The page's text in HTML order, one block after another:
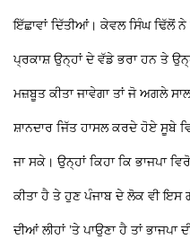
ਇੱਛਾਵਾਂ ਦਿੱਤੀਆਂ। ਕੇਵਲ ਸਿੰਘ ਢਿੱਲੋਂ ਨੇ
ਪ੍ਰਕਾਸ਼ ਉਨ੍ਹਾਂ ਦੇ ਵੱਡੇ ਭਰਾ ਹਨ ਤੇ
ਮਜ਼ਬੂਤ ਕੀਤਾ ਜਾਵੇਗਾ ਤਾਂ ਜੋ ਅਗਲੇ
ਸ਼ਾਨਦਾਰ ਜਿੱਤ ਹਾਸਲ ਕਰਦੇ ਹੋਏ ਸੂਬੇ
ਜਾ ਸਕੇ। ਉਨ੍ਹਾਂ ਕਿਹਾ ਕਿ ਭਾਜਪਾ
ਕੀਤਾ ਹੈ ਤੇ ਹੁਣ ਪੰਜਾਬ ਦੇ ਲੋਕ ਵੀ ਇਸ
ਦੀਆਂ ਲੀਹਾਂ ’ਤੇ ਪਾਉਣਾ ਹੈ ਤਾਂ